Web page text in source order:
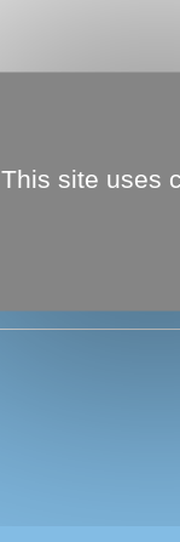
This site uses